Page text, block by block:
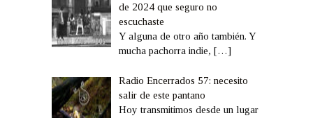
de 2024 que seguro no
escuchaste
Y alguna de otro año también. Y
mucha pachorra indie,[…]
Radio Encerrados 57: necesito
salir de este pantano
Hoy transmitimos desde un lugar